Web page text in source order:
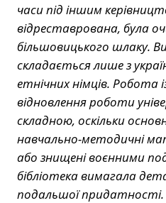
часи під іншим
відреставрована, була
більшовицького шлаку.
складається лише з
етнічних німців. Робота
відновлення роботи
складною, оскільки
навчально-методичні
або знищені воєнними
бібліотека вимагала
подальшої